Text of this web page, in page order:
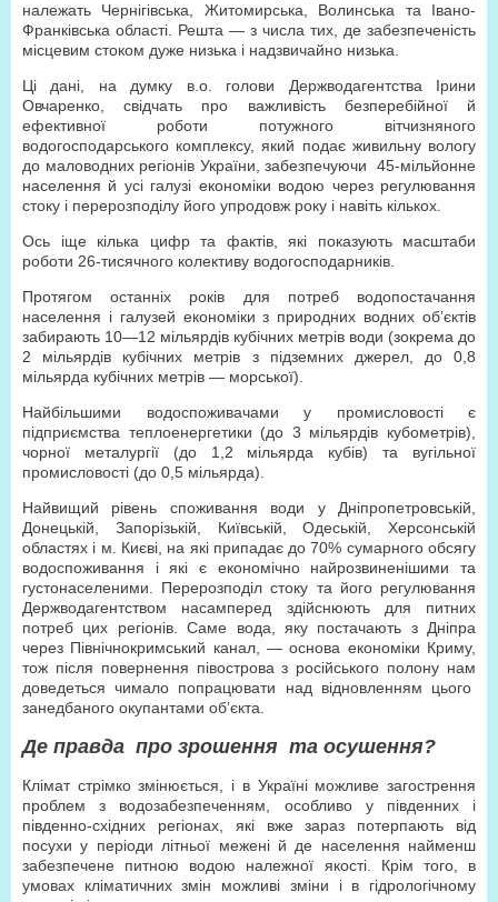
належать Чернігівська, Житомирська, Волинська та Івано-
Франківська області. Решта — з числа тих, де забезпеченість
місцевим стоком дуже низька і надзвичайно низька.
Ці дані, на думку в.о. голови Держводагентства Ірини
Овчаренко, свідчать про важливість безперебійної й
ефективної роботи потужного вітчизняного
водогосподарського комплексу, який подає живильну вологу
до маловодних регіонів України, забезпечуючи 45-мільйонне
населення й усі галузі економіки водою через регулювання
стоку і перерозподілу його упродовж року і навіть кількох.
Ось іще кілька цифр та фактів, які показують масштаби
роботи 26-тисячного колективу водогосподарників.
Протягом останніх років для потреб водопостачання
населення і галузей економіки з природних водних об’єктів
забирають 10—12 мільярдів кубічних метрів води (зокрема до
2 мільярдів кубічних метрів з підземних джерел, до 0,8
мільярда кубічних метрів — морської).
Найбільшими водоспоживачами у промисловості є
підприємства теплоенергетики (до 3 мільярдів кубометрів),
чорної металургії (до 1,2 мільярда кубів) та вугільної
промисловості (до 0,5 мільярда).
Найвищий рівень споживання води у Дніпропетровській,
Донецькій, Запорізькій, Київській, Одеській, Херсонській
областях і м. Києві, на які припадає до 70% сумарного обсягу
водоспоживання і які є економічно найрозвиненішими та
густонаселеними. Перерозподіл стоку та його регулювання
Держводагентством насамперед здійснюють для питних
потреб цих регіонів. Саме вода, яку постачають з Дніпра
через Північнокримський канал, — основа економіки Криму,
тож після повернення півострова з російського полону нам
доведеться чимало попрацювати над відновленням цього
занедбаного окупантами об’єкта.
Де правда про зрошення та осушення?
Клімат стрімко змінюється, і в Україні можливе загострення
проблем з водозабезпеченням, особливо у південних і
південно-східних регіонах, які вже зараз потерпають від
посухи у періоди літньої межені й де населення найменш
забезпечене питною водою належної якості. Крім того, в
умовах кліматичних змін можливі зміни і в гідрологічному